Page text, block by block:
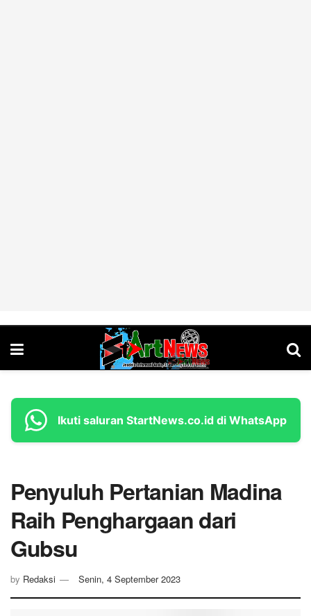
Ikuti saluran StartNews.co.id di WhatsApp
Penyuluh Pertanian Madina
Raih Penghargaan dari
Gubsu
by Redaksi Senin, 4 September 2023